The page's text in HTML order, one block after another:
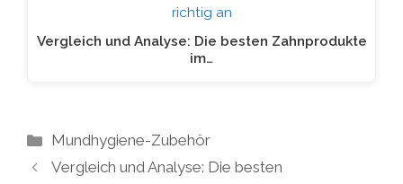
Vergleich und Analyse: Die besten Zahnprodukte
im…
Kategorien
Mundhygiene-Zubehör
Vergleich und Analyse: Die besten